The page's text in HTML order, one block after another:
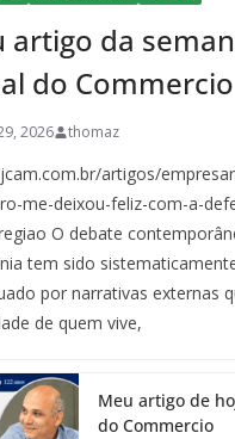
artigo da
do Commercio
2026 thomaz
artigos/
me-deixou-feliz-com-a-
O debate
tem sido
por narrativas externas
de quem vive,
Meu artigo de
do Commercio